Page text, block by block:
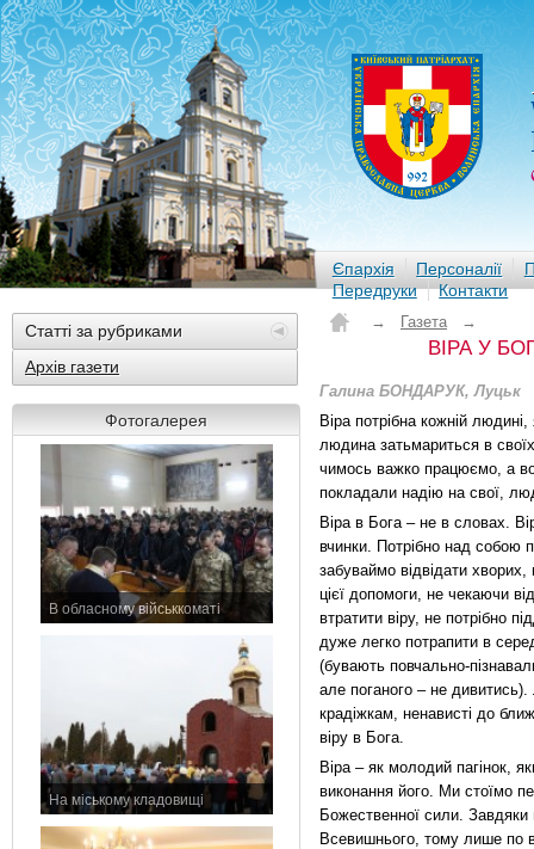
Єпархія Персоналії
Передруки
Контакти
Статті за рубриками
Архів газети
Фотогалерея
В обласному військкоматі
На міському кладовищі
→ Газета →
ВІРА У
Галина БОНДАРУК, Луцьк
Віра потрібна кожній
людина затьмариться в
чимось важко працюємо, а
покладали надію на свої,
Віра в Бога – не в словах.
вчинки. Потрібно над собою
забуваймо відвідати
цієї допомоги, не чекаючи
втратити віру, не потрібно
дуже легко потрапити в
(бувають повчально-
але поганого – не
крадіжкам, ненависті до
віру в Бога.
Віра – як молодий пагінок,
виконання його. Ми стоїмо
Божественної сили. Завдяки
Всевишнього, тому лише по